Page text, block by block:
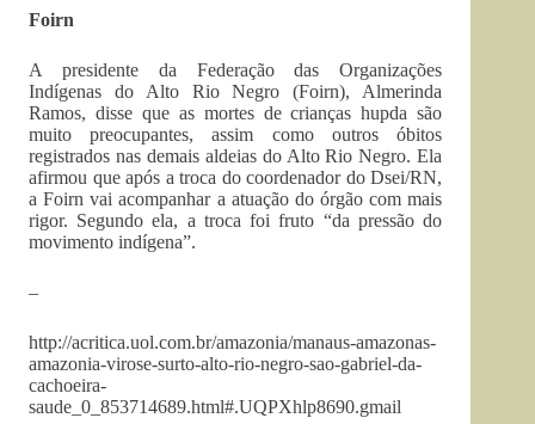
Foirn
A presidente da Federação das Organizações
Indígenas do Alto Rio Negro (Foirn), Almerinda
Ramos, disse que as mortes de crianças hupda são
muito preocupantes, assim como outros óbitos
registrados nas demais aldeias do Alto Rio Negro. Ela
afirmou que após a troca do coordenador do Dsei/RN,
a Foirn vai acompanhar a atuação do órgão com mais
rigor. Segundo ela, a troca foi fruto “da pressão do
movimento indígena”.
–
http://acritica.uol.com.br/amazonia/manaus-amazonas-
amazonia-virose-surto-alto-rio-negro-sao-gabriel-da-
cachoeira-
saude_0_853714689.html#.UQPXhlp8690.gmail